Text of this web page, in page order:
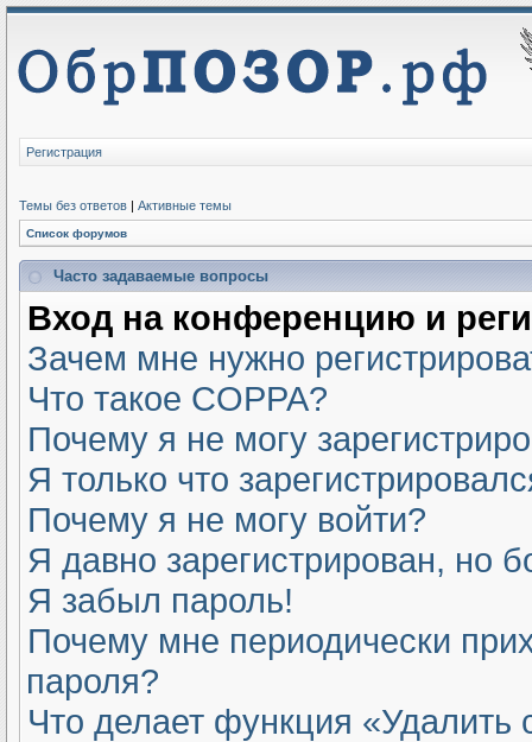
Регистрация
Темы без ответов | Активные темы
Список форумов
Часто задаваемые вопросы
Вход на конференцию и
Зачем мне нужно
Что такое COPPA?
Почему я не могу
Я только что
Почему я не могу войти?
Я давно зарегистрирован, но
Я забыл пароль!
Почему мне периодически
пароля?
Что делает функция «Удалить